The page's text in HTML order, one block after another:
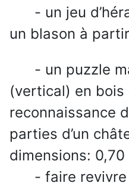
- un jeu
un blason à
- un puzzle
(vertical) en
reconnaissance
parties d’un
dimensions:
- faire revivre